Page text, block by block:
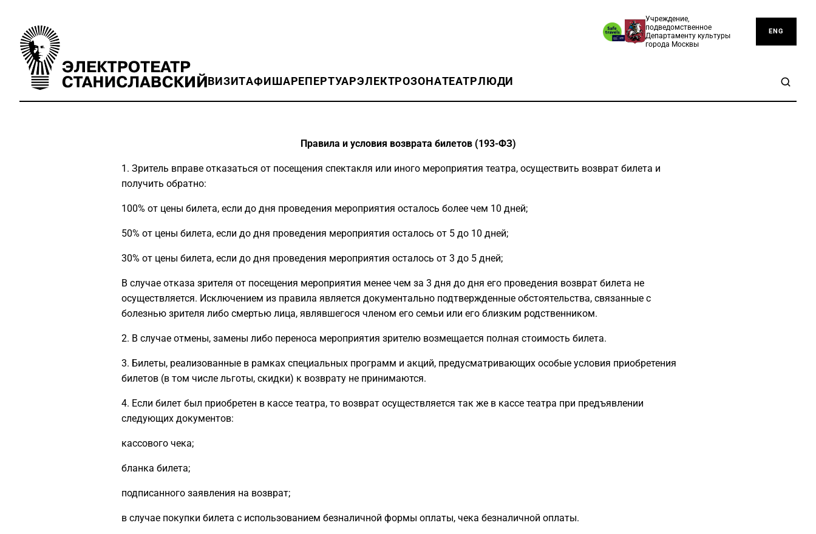
Учреждение,
подведомственное
Департаменту культуры
города Москвы
ENG
ВИЗИТАФИШАРЕПЕРТУАРЭЛЕКТРОЗОНАТЕАТРЛЮДИ
Правила и условия возврата билетов (193-ФЗ)
1. Зритель вправе отказаться от посещения спектакля или иного мероприятия театра, осуществить возврат билета и
получить обратно:
100% от цены билета, если до дня проведения мероприятия осталось более чем 10 дней;
50% от цены билета, если до дня проведения мероприятия осталось от 5 до 10 дней;
30% от цены билета, если до дня проведения мероприятия осталось от 3 до 5 дней;
В случае отказа зрителя от посещения мероприятия менее чем за 3 дня до дня его проведения возврат билета не
осуществляется. Исключением из правила является документально подтвержденные обстоятельства, связанные с
болезнью зрителя либо смертью лица, являвшегося членом его семьи или его близким родственником.
2. В случае отмены, замены либо переноса мероприятия зрителю возмещается полная стоимость билета.
3. Билеты, реализованные в рамках специальных программ и акций, предусматривающих особые условия приобретения
билетов (в том числе льготы, скидки) к возврату не принимаются.
4. Если билет был приобретен в кассе театра, то возврат осуществляется так же в кассе театра при предъявлении
следующих документов:
кассового чека;
бланка билета;
подписанного заявления на возврат;
в случае покупки билета с использованием безналичной формы оплаты, чека безналичной оплаты.